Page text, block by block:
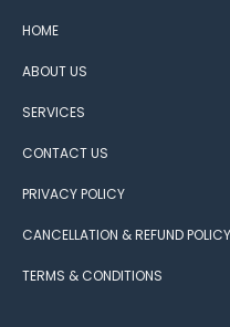
HOME
ABOUT US
SERVICES
CONTACT US
PRIVACY POLICY
CANCELLATION & REFUND POLICY
TERMS & CONDITIONS